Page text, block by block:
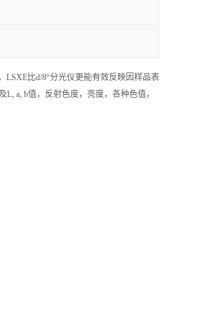
LSXE比d/8°分光仪更能有效反映因样品表
a, b值，反射色度，亮度，各种色值，